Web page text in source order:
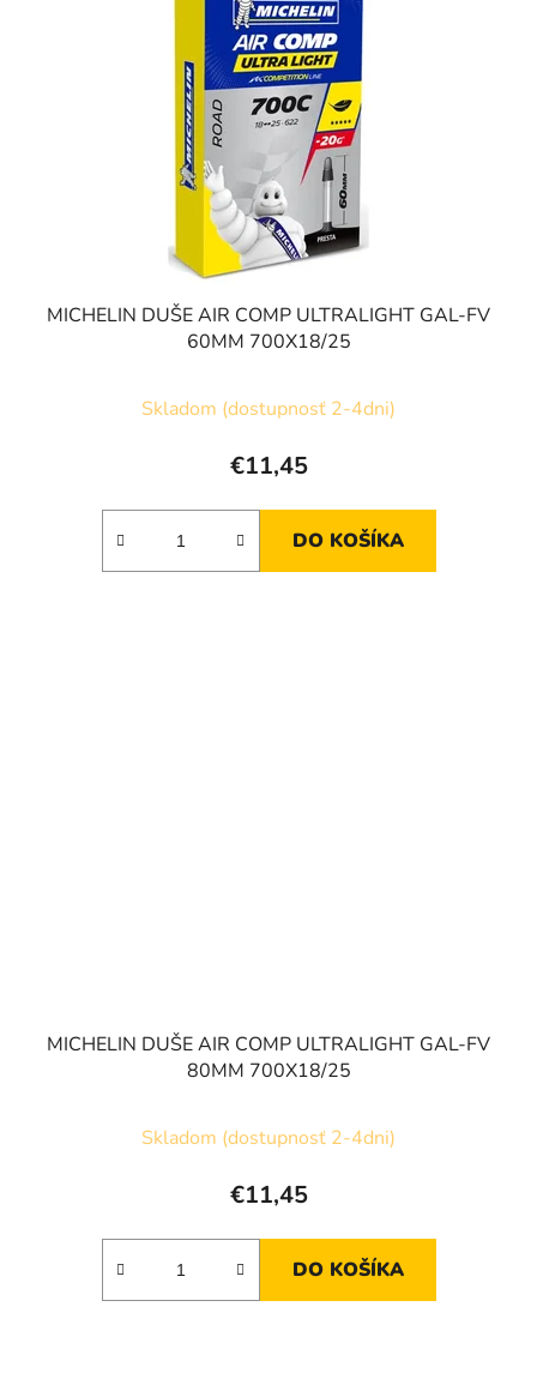
MICHELIN DUŠE AIR COMP ULTRALIGHT GAL-FV
60MM 700X18/25
Skladom (dostupnosť 2-4dni)
€11,45
DO KOŠÍKA
MICHELIN DUŠE AIR COMP ULTRALIGHT GAL-FV
80MM 700X18/25
Skladom (dostupnosť 2-4dni)
€11,45
DO KOŠÍKA